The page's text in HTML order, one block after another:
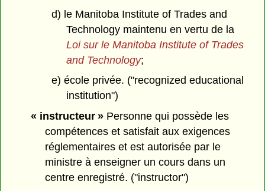
d) le Manitoba Institute of Trades and
Technology maintenu en vertu de la
Loi sur le Manitoba Institute of Trades
and Technology;
e) école privée. ("recognized educational
institution")
« instructeur »Personne qui possède les
compétences et satisfait aux exigences
réglementaires et est autorisée par le
ministre à enseigner un cours dans un
centre enregistré. ("instructor")